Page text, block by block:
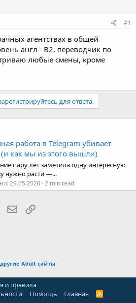
#1
агентствах в общей
англ - В2, переводчик по
любые смены, кроме
для ответа.
работа в Telegram убивает
(и как мы из этого вышли)
пару лет заметила одну интересную
нужно расти —...
29.05.2026 2 min read
WhatsAppЭлектронная почта
Adult сайты
и правила
Помощь Главная
R